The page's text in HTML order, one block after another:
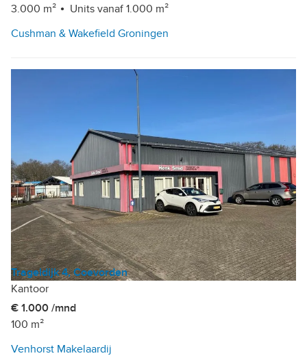
3.000 m²
Units vanaf 1.000 m²
Cushman & Wakefield Groningen
Trageldijk 4, Coevorden
Kantoor
€ 1.000 /mnd
100 m²
Venhorst Makelaardij